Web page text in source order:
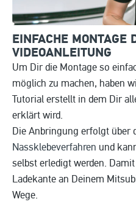
EINFACHE MONTAGE
VIDEOANLEITUNG
Um Dir die Montage so
möglich zu machen, haben
Tutorial erstellt in dem Dir
erklärt wird.
Die Anbringung erfolgt über
Nassklebeverfahren und
selbst erledigt werden.
Ladekante an Deinem
Wege.